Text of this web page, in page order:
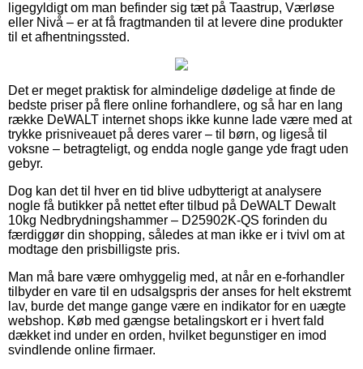
ligegyldigt om man befinder sig tæt på Taastrup, Værløse
eller Nivå – er at få fragtmanden til at levere dine produkter
til et afhentningssted.
Det er meget praktisk for almindelige dødelige at finde de
bedste priser på flere online forhandlere, og så har en lang
række DeWALT internet shops ikke kunne lade være med at
trykke prisniveauet på deres varer – til børn, og ligeså til
voksne – betragteligt, og endda nogle gange yde fragt uden
gebyr.
Dog kan det til hver en tid blive udbytterigt at analysere
nogle få butikker på nettet efter tilbud på DeWALT Dewalt
10kg Nedbrydningshammer – D25902K-QS forinden du
færdiggør din shopping, således at man ikke er i tvivl om at
modtage den prisbilligste pris.
Man må bare være omhyggelig med, at når en e-forhandler
tilbyder en vare til en udsalgspris der anses for helt ekstremt
lav, burde det mange gange være en indikator for en uægte
webshop. Køb med gængse betalingskort er i hvert fald
dækket ind under en orden, hvilket begunstiger en imod
svindlende online firmaer.